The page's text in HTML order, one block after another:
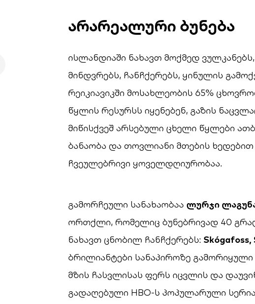
არარეალური ბუნება
ისლანდიაში ნახავთ მოქმედ
მინდვრებს, ჩანჩქერებს, ყინულის
რეიკიავიკში მოსახლეობის 65%
წყლის რესურსს იყენებენ, გაზის
მიწისქვეშ არსებული ცხელი წყლები
ბანაობა და თოვლიანი მთების
ჩვეულებრივი ყოველდღიურობაა.
გამორჩეული სანახაობაა ლურჯი
ორთქლი, რომელიც ბუნებრივად 40
ნახავთ ცნობილ ჩანჩქერებს:
ბრილიანტები სანაპიროზე
მზის ჩასვლისას ფერს იცვლის და
გადაღებული HBO-ს პოპულარული